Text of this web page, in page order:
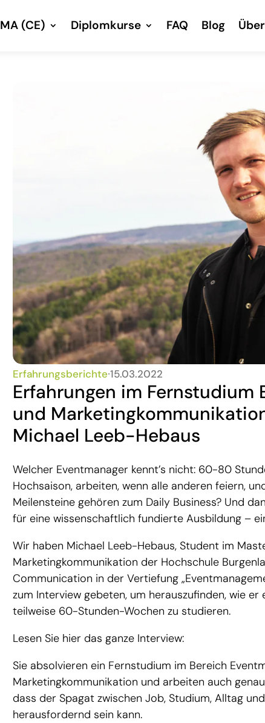
MA (CE) Diplomkurse FAQ Blog
Erfahrungsberichte∙15.03.2022
Erfahrungen im Fernstudium
und
Michael Leeb-Hebaus
Welcher Eventmanager kennt’s nicht: 60-80
Hochsaison, arbeiten, wenn alle anderen feiern,
Meilensteine gehören zum Daily Business? Und
für eine wissenschaftlich fundierte Ausbildung –
Wir haben Michael Leeb-Hebaus, Student im
Marketingkommunikation der Hochschule
Communication in der Vertiefung
zum Interview gebeten, um herauszufinden, wie
teilweise 60-Stunden-Wochen zu studieren.
Lesen Sie hier das ganze Interview:
Sie absolvieren ein Fernstudium im Bereich
Marketingkommunikation und arbeiten auch
dass der Spagat zwischen Job, Studium, Alltag
herausfordernd sein kann.